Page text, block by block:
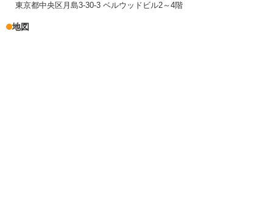
東京都中央区月島3-30-3 ベルウッドビル2～4階
地図